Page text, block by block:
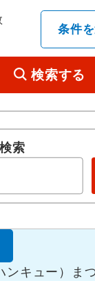
条件
検索する
ン州立公園
ドワード島
クス
タウンシップ
ト
ン
索